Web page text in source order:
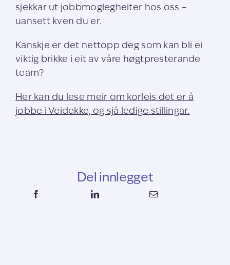
sjekkar ut jobbmoglegheiter hos oss –
uansett kven du er.
Kanskje er det nettopp deg som kan bli ei
viktig brikke i eit av våre høgtpresterande
team?
Her kan du lese meir om korleis det er å
jobbe i Veidekke, og sjå ledige stillingar.
Del innlegget